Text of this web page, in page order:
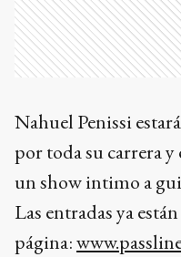
Nahuel Penissi
por toda su carrera
un show intimo a
Las entradas ya
página: